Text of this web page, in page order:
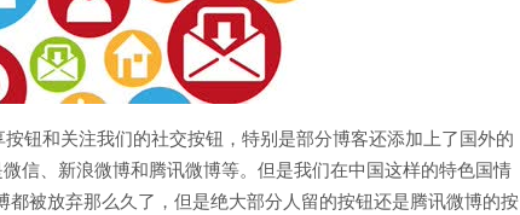
钮和关注我们的社交按钮，特别是部分博客还添加上了国外的
信、新浪微博和腾讯微博等。但是我们在中国这样的特色国情
被放弃那么久了，但是绝大部分人留的按钮还是腾讯微博的按